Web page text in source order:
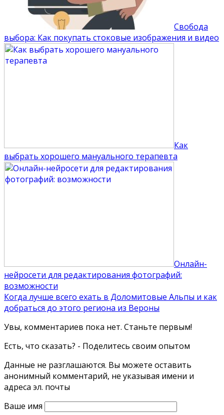
Свобода
выбора: Как покупать стоковые изображения и видео
Как
выбрать хорошего мануального терапевта
Онлайн-
нейросети для редактирования фотографий:
возможности
Когда лучше всего ехать в Доломитовые Альпы и как
добраться до этого региона из Вероны
Увы, комментариев пока нет. Станьте первым!
Есть, что сказать? - Поделитесь своим опытом
Данные не разглашаются. Вы можете оставить
анонимный комментарий, не указывая имени и
адреса эл. почты
Ваше имя